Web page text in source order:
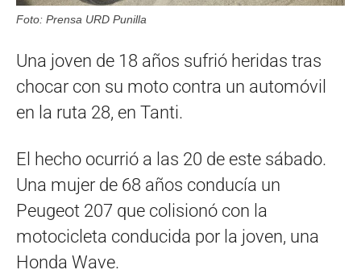
Foto: Prensa URD Punilla
Una joven de 18 años sufrió heridas tras
chocar con su moto contra un automóvil
en la ruta 28, en Tanti.
El hecho ocurrió a las 20 de este sábado.
Una mujer de 68 años conducía un
Peugeot 207 que colisionó con la
motocicleta conducida por la joven, una
Honda Wave.